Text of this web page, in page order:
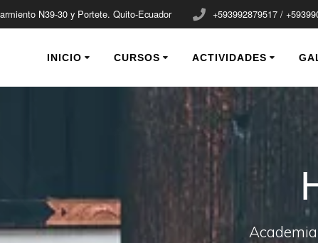
N39-30 y Portete. Quito-Ecuador +593992879517 /
INICIO CURSOS ACTIVIDADES